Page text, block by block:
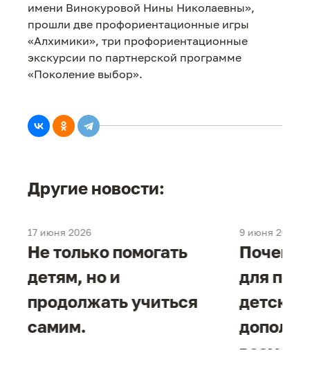
имени Винокуровой Нины Николаевны»,
прошли две профориентационные игры
«Алхимики», три профориентационные
экскурсии по партнерской программе
«Поколение выбор».
Другие новости:
17 июня 2026
Не только помогать
детям, но и
продолжать учиться
самим.
9 июня 2026
Почему
для